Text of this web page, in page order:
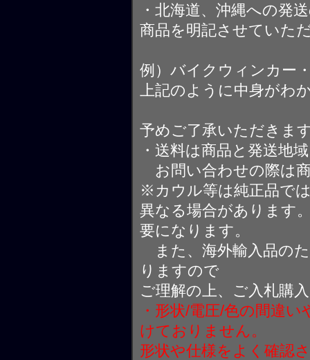
・北海道、沖縄への発
商品を明記させていた
例）バイクウィンカー
上記のように中身がわ
予めご了承いただきま
・送料は商品と発送地
お問い合わせの際は
※カウル等は純正品で
異なる場合があります
要になります。
また、海外輸入品の
りますので
ご理解の上、ご入札購
・形状/電圧/色の間違
けておりません。
形状や仕様をよく確認